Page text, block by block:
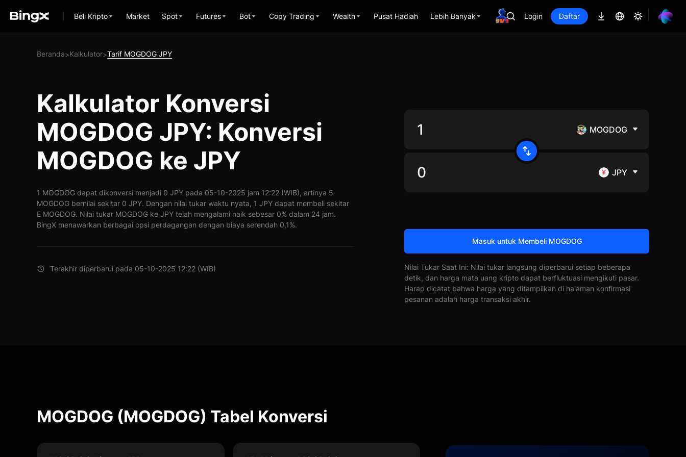
Beli Kripto Market Spot Futures Bot Copy Trading Wealth Pusat Hadiah Lebih Banyak Login Daftar
Beranda>Kalkulator>Tarif MOGDOG JPY
Kalkulator Konversi
MOGDOG JPY: Konversi
MOGDOG ke JPY
1 MOGDOG dapat dikonversi menjadi 0 JPY pada 05-10-2025 jam 12:22 (WIB), artinya 5
MOGDOG bernilai sekitar 0 JPY. Dengan nilai tukar waktu nyata, 1 JPY dapat membeli sekitar
E MOGDOG. Nilai tukar MOGDOG ke JPY telah mengalami naik sebesar 0% dalam 24 jam.
BingX menawarkan berbagai opsi perdagangan dengan biaya serendah 0,1%.
Terakhir diperbarui pada 05-10-2025 12:22 (WIB)
MOGDOG
JPY
Masuk untuk Membeli MOGDOG
Nilai Tukar Saat Ini: Nilai tukar langsung diperbarui setiap beberapa
detik, dan harga mata uang kripto dapat berfluktuasi mengikuti pasar.
Harap dicatat bahwa harga yang ditampilkan di halaman konfirmasi
pesanan adalah harga transaksi akhir.
MOGDOG (MOGDOG) Tabel Konversi